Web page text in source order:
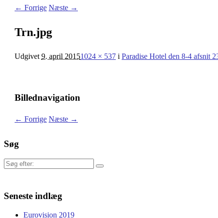
← Forrige Næste →
Trn.jpg
Udgivet 9. april 20151024 × 537 i Paradise Hotel den 8-4 afsnit
Billednavigation
← Forrige Næste →
Søg
Søg
Seneste indlæg
Eurovision 2019